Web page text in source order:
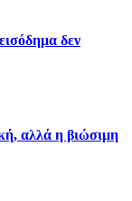
δεν
αλλά η βιώσιμη